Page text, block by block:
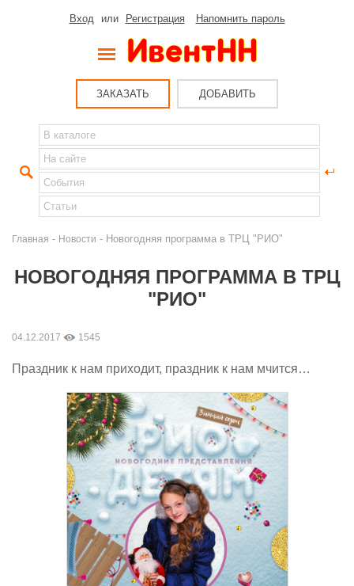
Вход или Регистрация Напомнить пароль
ЗАКАЗАТЬ ДОБАВИТЬ
Главная - Новости - Новогодняя программа в ТРЦ "РИО"
НОВОГОДНЯЯ ПРОГРАММА В ТРЦ
"РИО"
04.12.2017 1545
Праздник к нам приходит, праздник к нам мчится…